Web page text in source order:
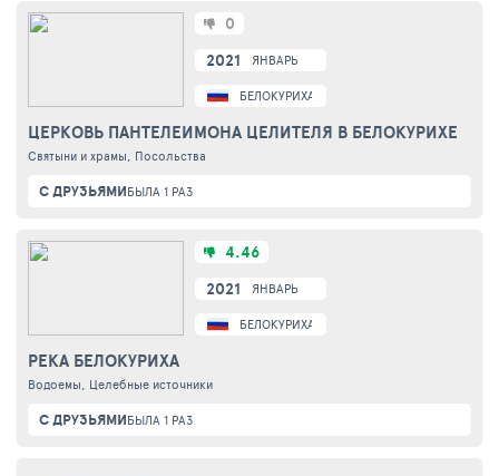
2021 ЯНВАРЬ
БЕЛОКУРИХА
ЦЕРКОВЬ ПАНТЕЛЕИМОНА ЦЕЛИТЕЛЯ В БЕЛОКУРИХЕ
Святыни и храмы, Посольства
0
С ДРУЗЬЯМИБЫЛА 1 РАЗ
2021 ЯНВАРЬ
БЕЛОКУРИХА
РЕКА БЕЛОКУРИХА
Водоемы, Целебные источники
4.46
С ДРУЗЬЯМИБЫЛА 1 РАЗ